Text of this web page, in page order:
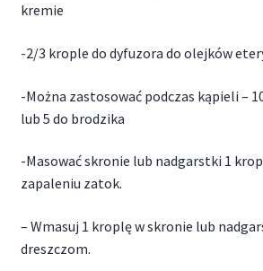
kremie
-2/3 krople do dyfuzora do olejków
-Można zastosować podczas kąpieli –
lub 5 do brodzika
-Masować skronie lub nadgarstki 1
zapaleniu zatok.
– Wmasuj 1 kroplę w skronie lub
dreszczom.